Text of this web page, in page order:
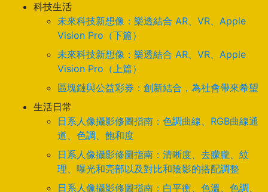
科技生活
未來科技新想像：樂透結合 AR、VR、Apple
Vision Pro（下篇）
未來科技新想像：樂透結合 AR、VR、Apple
Vision Pro（上篇）
區塊鏈與公益彩券：創新結合，為社會帶來希望
生活日常
日系人像攝影修圖指南：色調曲線、RGB曲線通
道、色調、飽和度
日系人像攝影修圖指南：清晰度、去朦朧、紋
理、曝光和亮部以及對比和陰影的搭配調整
日系人像攝影修圖指南：白平衡、色溫、色調、